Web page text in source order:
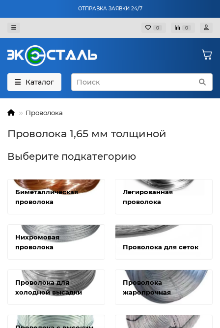
ОТПРАВКА ЗАЯВКИ 24/7
0 0
Каталог
Проволока
Проволока 1,65 мм толщиной
Выберите подкатегорию
Биметаллическая
проволока
Легированная
проволока
Нихромовая
проволока
Проволока для сеток
Проволока для
холодной высадки
Проволока
жаропрочная